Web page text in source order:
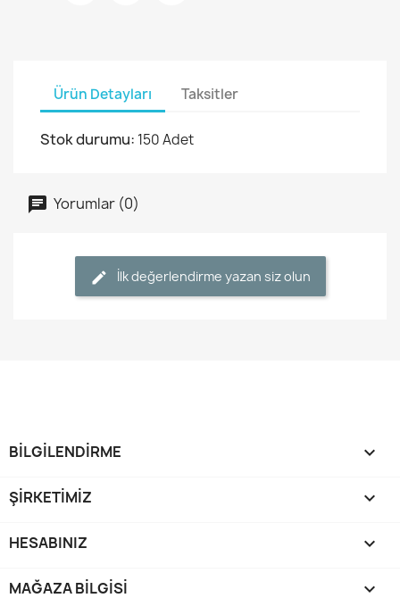
Ürün Detayları Taksitler
Stok durumu: 150 Adet
Yorumlar (0)
İlk değerlendirme yazan siz olun
BİLGİLENDİRME 
ŞİRKETİMİZ 
HESABINIZ 
MAĞAZA BILGISI keyboard_arrow_down